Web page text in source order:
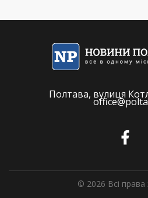
Полтава, вулиця
© 2026 Всі права